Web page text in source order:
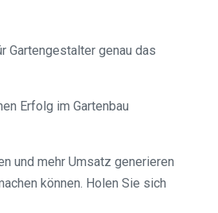
Gartengestalter genau das
Erfolg im Gartenbau
und mehr Umsatz generieren
können. Holen Sie sich